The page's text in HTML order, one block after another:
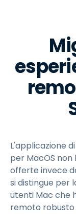
L'applicazione
per MacOS
offerte invece
si distingue per
utenti Mac che
remoto robusto